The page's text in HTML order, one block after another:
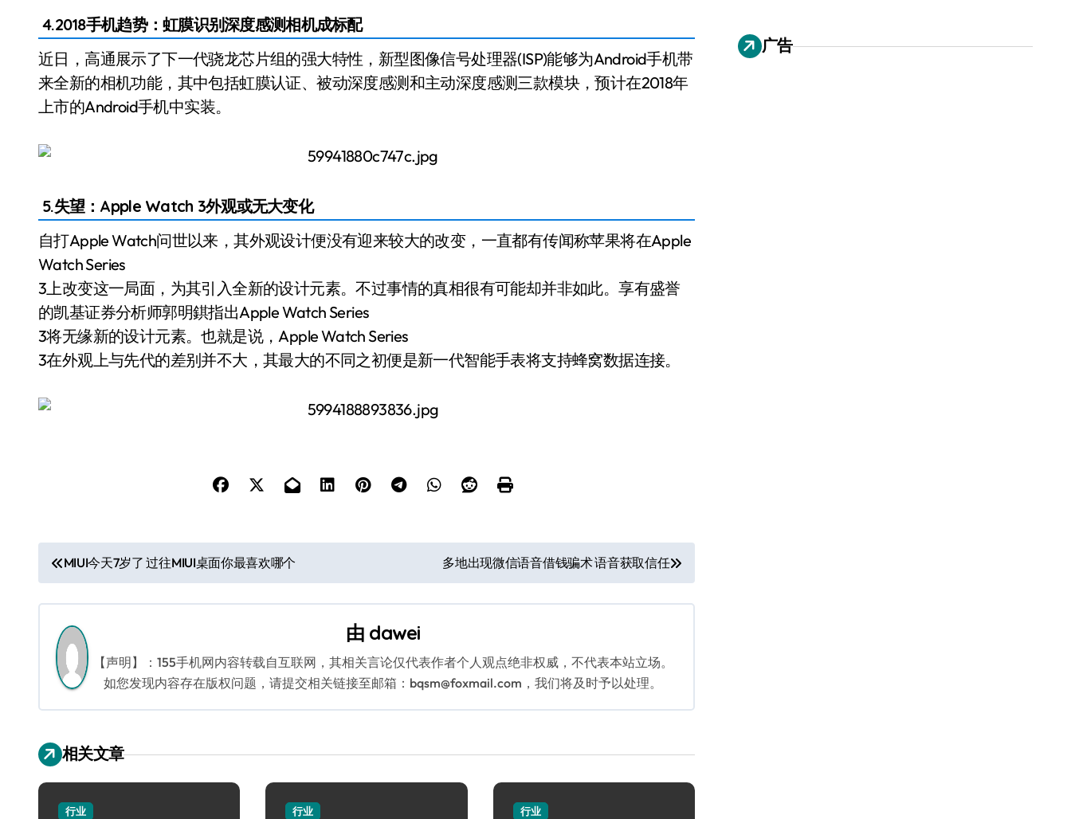
4.2018手机趋势：虹膜识别深度感测相机成标配
近日，高通展示了下一代骁龙芯片组的强大特性，新型图像信号处理器(ISP)能够为Android手机带
来全新的相机功能，其中包括虹膜认证、被动深度感测和主动深度感测三款模块，预计在2018年
上市的Android手机中实装。
5.失望：Apple Watch 3外观或无大变化
自打Apple Watch问世以来，其外观设计便没有迎来较大的改变，一直都有传闻称苹果将在Apple
Watch Series
3上改变这一局面，为其引入全新的设计元素。不过事情的真相很有可能却并非如此。享有盛誉
的凯基证券分析师郭明錤指出Apple Watch Series
3将无缘新的设计元素。也就是说，Apple Watch Series
3在外观上与先代的差别并不大，其最大的不同之初便是新一代智能手表将支持蜂窝数据连接。
文
章
导
航
MIUI今天7岁了 过往MIUI桌面你最喜欢哪个 多地出现微信语音借钱骗术 语音获取信任
由 dawei
【声明】：155手机网内容转载自互联网，其相关言论仅代表作者个人观点绝非权威，不代表本站立场。
如您发现内容存在版权问题，请提交相关链接至邮箱：bqsm@foxmail.com，我们将及时予以处理。
相关文章
行业 行业 行业
广告